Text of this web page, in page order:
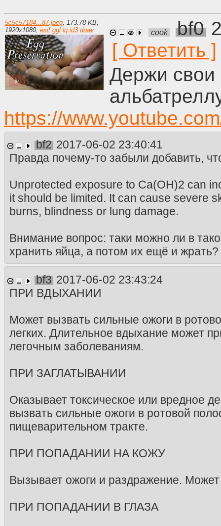
5c5c57184...87.jpeg 173.78 KB
1920x1080 exif ggl iq id3 draw cook bf0
Держи свои
https://
bf2 2017-06-02 23:40:41
Правда почему-то забыли добавить,
Unprotected exposure to Ca(OH)2 can
it should be limited. It can cause severe
burns, blindness or lung damage.
Внимание вопрос: таки можно ли в
хранить яйца, а потом их ещё и жрать?
bf3 2017-06-02 23:43:24
ПРИ ВДЫХАНИИ
Может вызвать сильные ожоги в
легких. Длительное вдыхание может
легочным заболеваниям.
ПРИ ЗАГЛАТЫВАНИИ
Оказывает токсическое или вредное
вызвать сильные ожоги в ротовой
пищеварительном тракте.
ПРИ ПОПАДАНИИ НА КОЖУ
Вызывает ожоги и раздражение.
ПРИ ПОПАДАНИИ В ГЛАЗА